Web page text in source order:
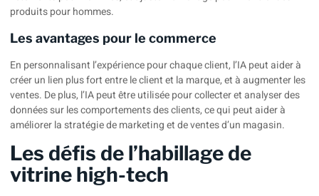
produits pour hommes.
Les avantages pour le commerce
En personnalisant l’expérience pour chaque client, l’IA peut aider à
créer un lien plus fort entre le client et la marque, et à augmenter les
ventes. De plus, l’IA peut être utilisée pour collecter et analyser des
données sur les comportements des clients, ce qui peut aider à
améliorer la stratégie de marketing et de ventes d’un magasin.
Les défis de l’habillage de
vitrine high-tech